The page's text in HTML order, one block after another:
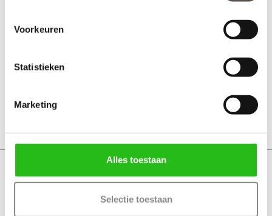
Voorkeuren
Statistieken
Marketing
Alles toestaan
Selectie toestaan
Weekamp WK1143 Klassiek glas
Vanaf € 1978,-
Weekamp WK1143 Zonder glas
Voordeur